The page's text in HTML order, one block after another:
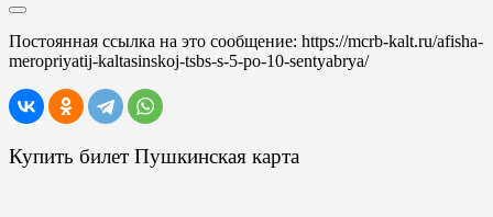
Постоянная ссылка на это сообщение: https://mcrb-kalt.ru/afisha-
meropriyatij-kaltasinskoj-tsbs-s-5-po-10-sentyabrya/
Купить билет Пушкинская карта